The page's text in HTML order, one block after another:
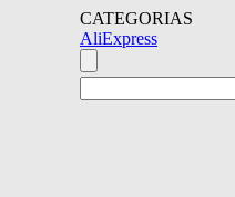
CATEGORIAS
AliExpress